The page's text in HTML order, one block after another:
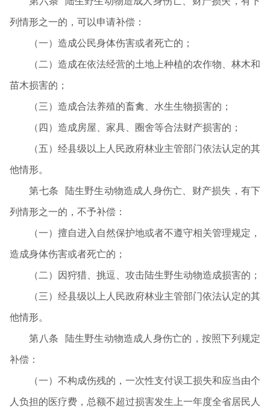
列情形之一的，可以申请补偿：
（一）造成公民身体伤害或者死亡的；
（二）造成在依法经营的土地上种植的农作物、林木和
苗木损害的；
（三）造成合法养殖的畜禽、水生生物损害的；
（四）造成房屋、家具、圈舍等合法财产损害的；
（五）经县级以上人民政府林业主管部门依法认定的其
他情形。
第七条 陆生野生动物造成人身伤亡、财产损失，有下
列情形之一的，不予补偿：
（一）擅自进入自然保护地或者不遵守相关管理规定，
造成身体伤害或者死亡的；
（二）因狩猎、挑逗、攻击陆生野生动物造成损害的；
（三）经县级以上人民政府林业主管部门依法认定的其
他情形。
第八条 陆生野生动物造成人身伤亡的，按照下列规定
补偿：
（一）不构成伤残的，一次性支付误工损失和应当由个
人负担的医疗费，总额不超过损害发生上一年度全省居民人